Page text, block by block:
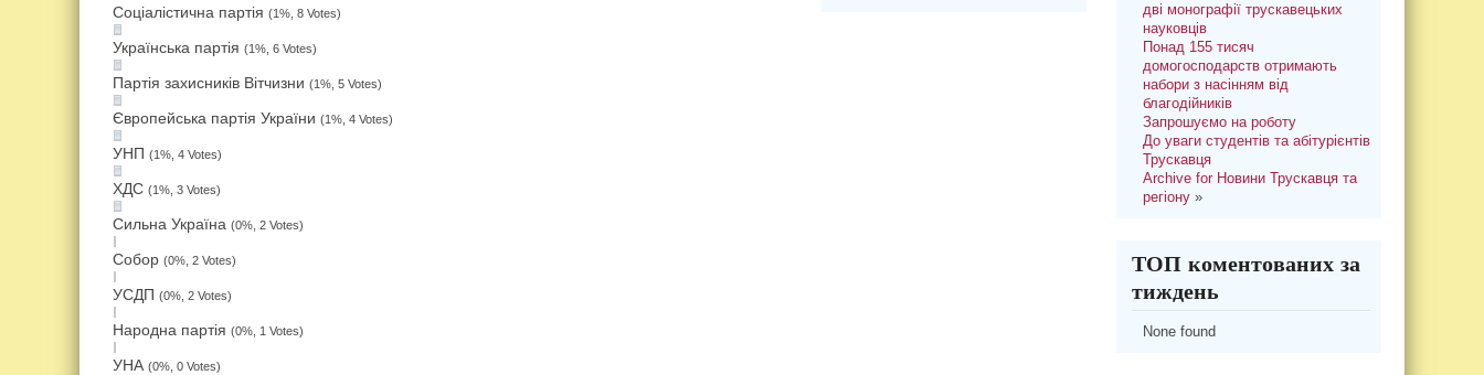
Соціалістична партія (1%, 8 Votes)
Українська партія (1%, 6 Votes)
Партія захисників Вітчизни (1%, 5 Votes)
Європейська партія України (1%, 4 Votes)
УНП (1%, 4 Votes)
ХДС (1%, 3 Votes)
Сильна Україна (0%, 2 Votes)
Собор (0%, 2 Votes)
УСДП (0%, 2 Votes)
Народна партія (0%, 1 Votes)
УНА (0%, 0 Votes)
дві монографії трускавецьких
науковців
Понад 155 тисяч
домогосподарств отримають
набори з насінням від
благодійників
Запрошуємо на роботу
До уваги студентів та абітурієнтів
Трускавця
Archive for Новини Трускавця та
регіону»
ТОП коментованих за
тиждень
None found